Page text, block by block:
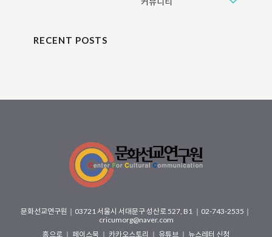
RECENT POSTS
문화선교연구원 ｜ 03721 서울시 서대문구 성산로 527, B1 ｜02-743-2535｜
cricumorg@naver.com
홈으로 ｜ 페이스북 ｜ 카카오스토리 ｜ 유튜브 ｜ 뉴스레터 신청